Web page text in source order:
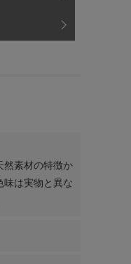
然素材の特徴か
味は実物と異な